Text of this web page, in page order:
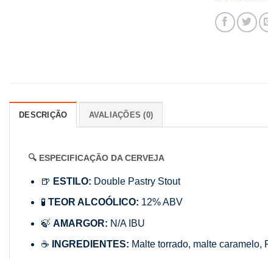
DESCRIÇÃO AVALIAÇÕES (0)
🔍 ESPECIFICAÇÃO DA CERVEJA
🍺 ESTILO: Double Pastry Stout
🧪 TEOR ALCOÓLICO: 12% ABV
🍃 AMARGOR: N/A IBU
☕ INGREDIENTES: Malte torrado, malte caramelo,